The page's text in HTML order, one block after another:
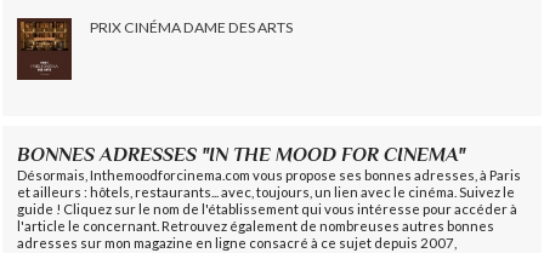
PRIX CINÉMA DAME DES ARTS
BONNES ADRESSES "IN THE MOOD FOR CINEMA"
Désormais, Inthemoodforcinema.com vous propose ses bonnes adresses, à Paris
et ailleurs : hôtels, restaurants... avec, toujours, un lien avec le cinéma. Suivez le
guide ! Cliquez sur le nom de l'établissement qui vous intéresse pour accéder à
l'article le concernant. Retrouvez également de nombreuses autres bonnes
adresses sur mon magazine en ligne consacré à ce sujet depuis 2007,